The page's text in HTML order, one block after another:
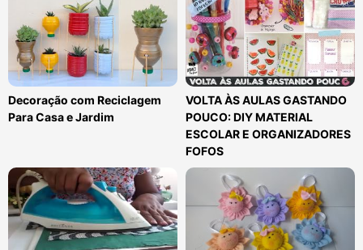
Decoração com Reciclagem
Para Casa e Jardim
VOLTA ÀS AULAS GASTANDO
POUCO: DIY MATERIAL
ESCOLAR E ORGANIZADORES
FOFOS